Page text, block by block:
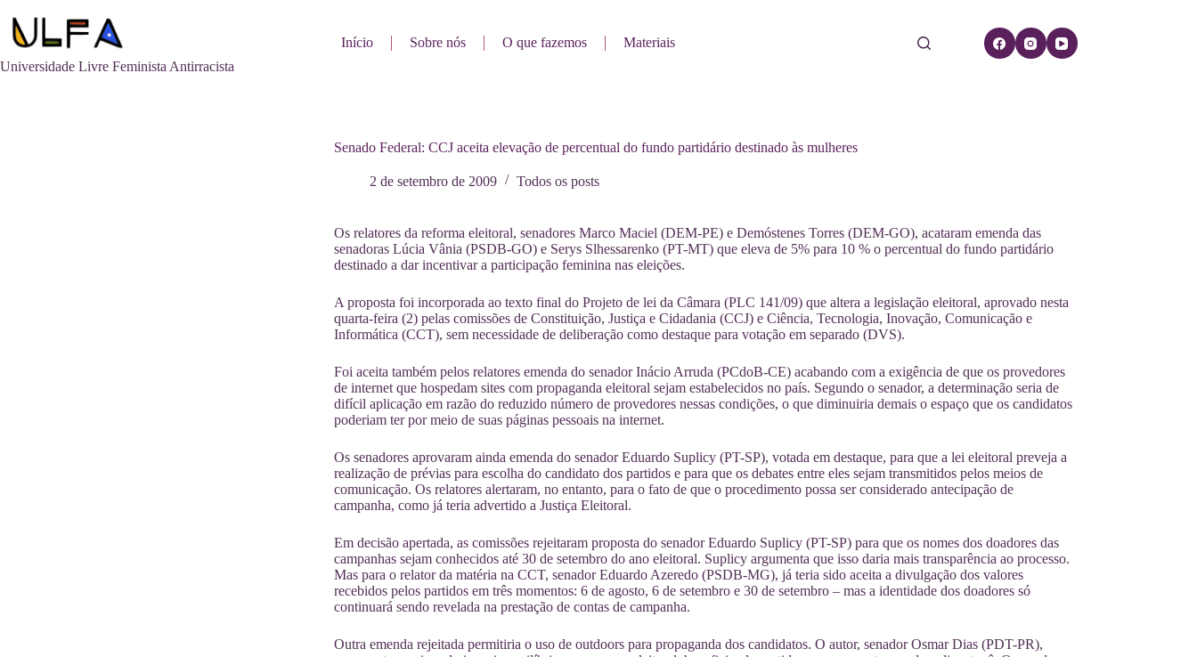
para
Universidade Livre Feminista Antirracista
Início Sobre nós O que fazemos Materiais
Senado Federal: CCJ aceita elevação de percentual do fundo partidário destinado às mulheres
2 de setembro de 2009 Todos os posts
Os relatores da reforma eleitoral, senadores Marco Maciel (DEM-PE) e Demóstenes Torres (DEM-GO), acataram emenda das
senadoras Lúcia Vânia (PSDB-GO) e Serys Slhessarenko (PT-MT) que eleva de 5% para 10 % o percentual do fundo partidário
destinado a dar incentivar a participação feminina nas eleições.
A proposta foi incorporada ao texto final do Projeto de lei da Câmara (PLC 141/09) que altera a legislação eleitoral, aprovado nesta
quarta-feira (2) pelas comissões de Constituição, Justiça e Cidadania (CCJ) e Ciência, Tecnologia, Inovação, Comunicação e
Informática (CCT), sem necessidade de deliberação como destaque para votação em separado (DVS).
Foi aceita também pelos relatores emenda do senador Inácio Arruda (PCdoB-CE) acabando com a exigência de que os provedores
de internet que hospedam sites com propaganda eleitoral sejam estabelecidos no país. Segundo o senador, a determinação seria de
difícil aplicação em razão do reduzido número de provedores nessas condições, o que diminuiria demais o espaço que os candidatos
poderiam ter por meio de suas páginas pessoais na internet.
Os senadores aprovaram ainda emenda do senador Eduardo Suplicy (PT-SP), votada em destaque, para que a lei eleitoral preveja a
realização de prévias para escolha do candidato dos partidos e para que os debates entre eles sejam transmitidos pelos meios de
comunicação. Os relatores alertaram, no entanto, para o fato de que o procedimento possa ser considerado antecipação de
campanha, como já teria advertido a Justiça Eleitoral.
Em decisão apertada, as comissões rejeitaram proposta do senador Eduardo Suplicy (PT-SP) para que os nomes dos doadores das
campanhas sejam conhecidos até 30 de setembro do ano eleitoral. Suplicy argumenta que isso daria mais transparência ao processo.
Mas para o relator da matéria na CCT, senador Eduardo Azeredo (PSDB-MG), já teria sido aceita a divulgação dos valores
recebidos pelos partidos em três momentos: 6 de agosto, 6 de setembro e 30 de setembro – mas a identidade dos doadores só
continuará sendo revelada na prestação de contas de campanha.
Outra emenda rejeitada permitiria o uso de outdoors para propaganda dos candidatos. O autor, senador Osmar Dias (PDT-PR),